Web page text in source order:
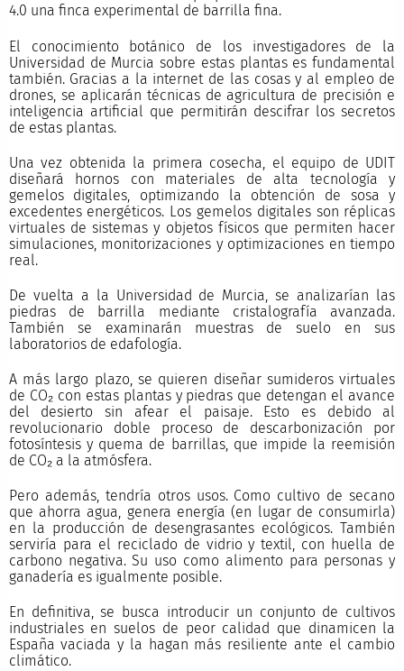
4.0 una finca experimental de barrilla fina.
El conocimiento botánico de los investigadores de la
Universidad de Murcia sobre estas plantas es fundamental
también. Gracias a la internet de las cosas y al empleo de
drones, se aplicarán técnicas de agricultura de precisión e
inteligencia artificial que permitirán descifrar los secretos
de estas plantas.
Una vez obtenida la primera cosecha, el equipo de UDIT
diseñará hornos con materiales de alta tecnología y
gemelos digitales, optimizando la obtención de sosa y
excedentes energéticos. Los gemelos digitales son réplicas
virtuales de sistemas y objetos físicos que permiten hacer
simulaciones, monitorizaciones y optimizaciones en tiempo
real.
De vuelta a la Universidad de Murcia, se analizarían las
piedras de barrilla mediante cristalografía avanzada.
También se examinarán muestras de suelo en sus
laboratorios de edafología.
A más largo plazo, se quieren diseñar sumideros virtuales
de CO₂ con estas plantas y piedras que detengan el avance
del desierto sin afear el paisaje. Esto es debido al
revolucionario doble proceso de descarbonización por
fotosíntesis y quema de barrillas, que impide la reemisión
de CO₂ a la atmósfera.
Pero además, tendría otros usos. Como cultivo de secano
que ahorra agua, genera energía (en lugar de consumirla)
en la producción de desengrasantes ecológicos. También
serviría para el reciclado de vidrio y textil, con huella de
carbono negativa. Su uso como alimento para personas y
ganadería es igualmente posible.
En definitiva, se busca introducir un conjunto de cultivos
industriales en suelos de peor calidad que dinamicen la
España vaciada y la hagan más resiliente ante el cambio
climático.